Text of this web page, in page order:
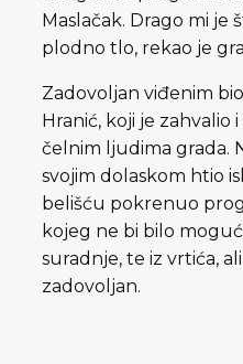
Maslačak. Drago mi je
plodno tlo, rekao je
Zadovoljan viđenim
Hranić, koji je zahvalio
čelnim ljudima grada.
svojim dolaskom htio
belišću pokrenuo
kojeg ne bi bilo
suradnje, te iz vrtića,
zadovoljan.